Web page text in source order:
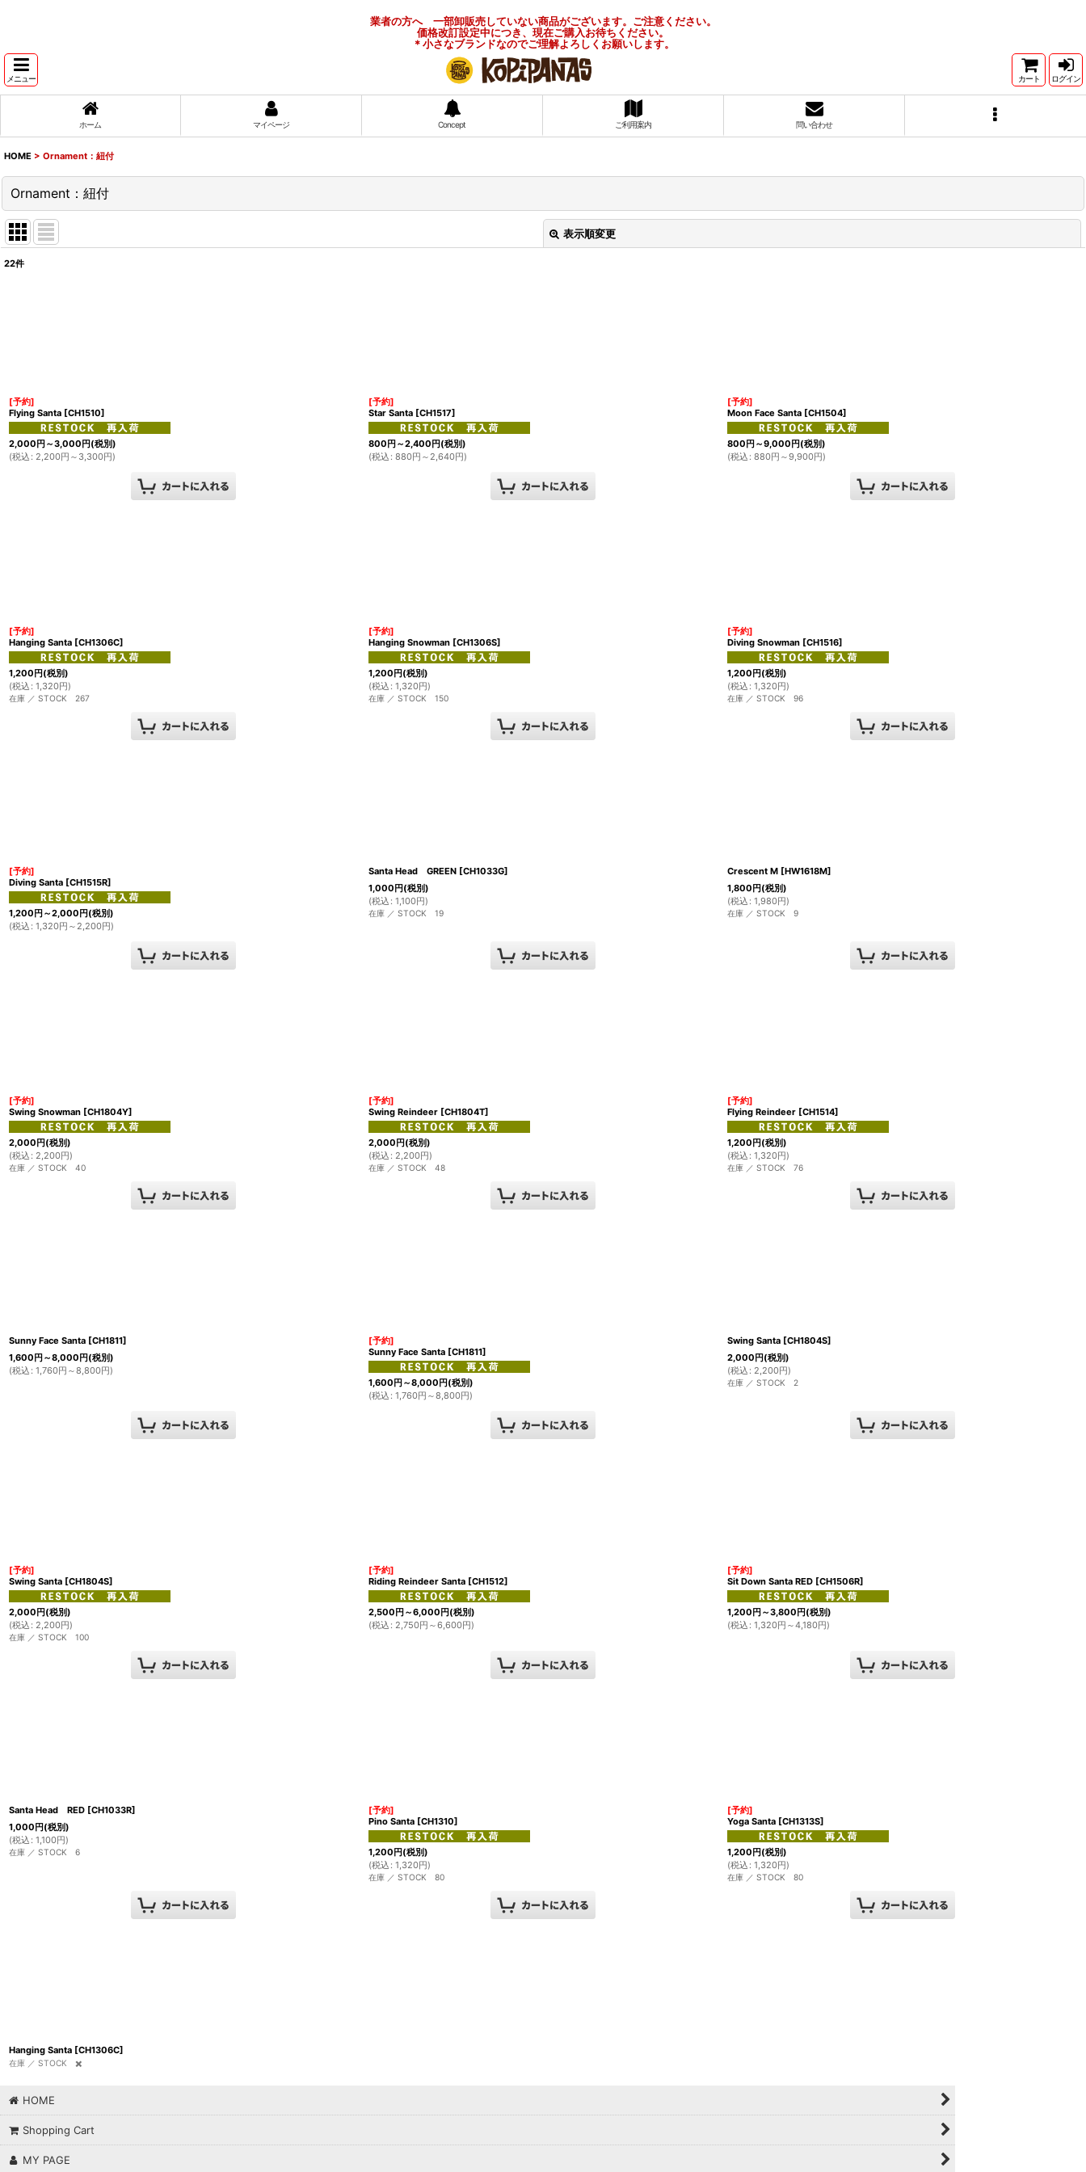
業者の方へ 一部卸販売していない商品がございます。ご注意ください。
価格改訂設定中につき、現在ご購入お待ちください。
＊小さなブランドなのでご理解よろしくお願いします。
メニュー カート ログイン
ホーム マイページ Concept ご利用案内 問い合わせ
HOME > Ornament：紐付
Ornament：紐付
表示順変更
22件
[予約]
Flying Santa [CH1510]
2,000 円 ～3,000 円 (税別)
(税込 : 2,200円 ～3,300円)
[予約]
Star Santa [CH1517]
800 円 ～2,400 円 (税別)
(税込 : 880円 ～2,640円)
[予約]
Moon Face Santa [CH1504]
800 円 ～9,000 円 (税別)
(税込 : 880円 ～9,900円)
[予約]
Hanging Santa [CH1306C]
1,200 円 (税別)
(税込 : 1,320円)
在庫 ／ STOCK 267
[予約]
Hanging Snowman [CH1306S]
1,200 円 (税別)
(税込 : 1,320円)
在庫 ／ STOCK 150
[予約]
Diving Snowman [CH1516]
1,200 円 (税別)
(税込 : 1,320円)
在庫 ／ STOCK 96
[予約]
Diving Santa [CH1515R]
1,200 円 ～2,000 円 (税別)
(税込 : 1,320円 ～2,200円)
Santa Head GREEN [CH1033G]
1,000 円 (税別)
(税込 : 1,100円)
在庫 ／ STOCK 19
Crescent M [HW1618M]
1,800 円 (税別)
(税込 : 1,980円)
在庫 ／ STOCK 9
[予約]
Swing Snowman [CH1804Y]
2,000 円 (税別)
(税込 : 2,200円)
在庫 ／ STOCK 40
[予約]
Swing Reindeer [CH1804T]
2,000 円 (税別)
(税込 : 2,200円)
在庫 ／ STOCK 48
[予約]
Flying Reindeer [CH1514]
1,200 円 (税別)
(税込 : 1,320円)
在庫 ／ STOCK 76
Sunny Face Santa [CH1811]
1,600 円 ～8,000 円 (税別)
(税込 : 1,760円 ～8,800円)
[予約]
Sunny Face Santa [CH1811]
1,600 円 ～8,000 円 (税別)
(税込 : 1,760円 ～8,800円)
Swing Santa [CH1804S]
2,000 円 (税別)
(税込 : 2,200円)
在庫 ／ STOCK 2
[予約]
Swing Santa [CH1804S]
2,000 円 (税別)
(税込 : 2,200円)
在庫 ／ STOCK 100
[予約]
Riding Reindeer Santa [CH1512]
2,500 円 ～6,000 円 (税別)
(税込 : 2,750円 ～6,600円)
[予約]
Sit Down Santa RED [CH1506R]
1,200 円 ～3,800 円 (税別)
(税込 : 1,320円 ～4,180円)
Santa Head RED [CH1033R]
1,000 円 (税別)
(税込 : 1,100円)
在庫 ／ STOCK 6
[予約]
Pino Santa [CH1310]
1,200 円 (税別)
(税込 : 1,320円)
在庫 ／ STOCK 80
[予約]
Yoga Santa [CH1313S]
1,200 円 (税別)
(税込 : 1,320円)
在庫 ／ STOCK 80
Hanging Santa [CH1306C]
在庫 ／ STOCK ✖️
HOME
Shopping Cart
MY PAGE